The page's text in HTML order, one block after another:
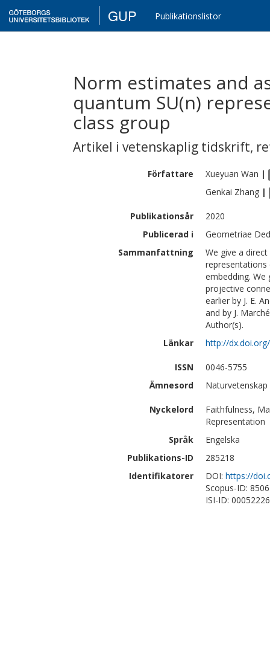
GUP Publikationslistor
Norm estimates and
quantum SU(n)
class group
Artikel i vetenskaplig tidskrift,
Författare Xueyuan Wan |
Genkai Zhang |
Publikationsår
2020
Publicerad i
Geometriae
Sammanfattning
We give a
representations
embedding.
projective
earlier by J. E.
and by J.
Author(s).
Länkar
http://
ISSN
0046-5755
Ämnesord
Nyckelord
Faithfulness,
Representation
Språk
Engelska
Publikations-ID
285218
Identifikatorer
DOI: https://
Scopus-ID:
ISI-ID: